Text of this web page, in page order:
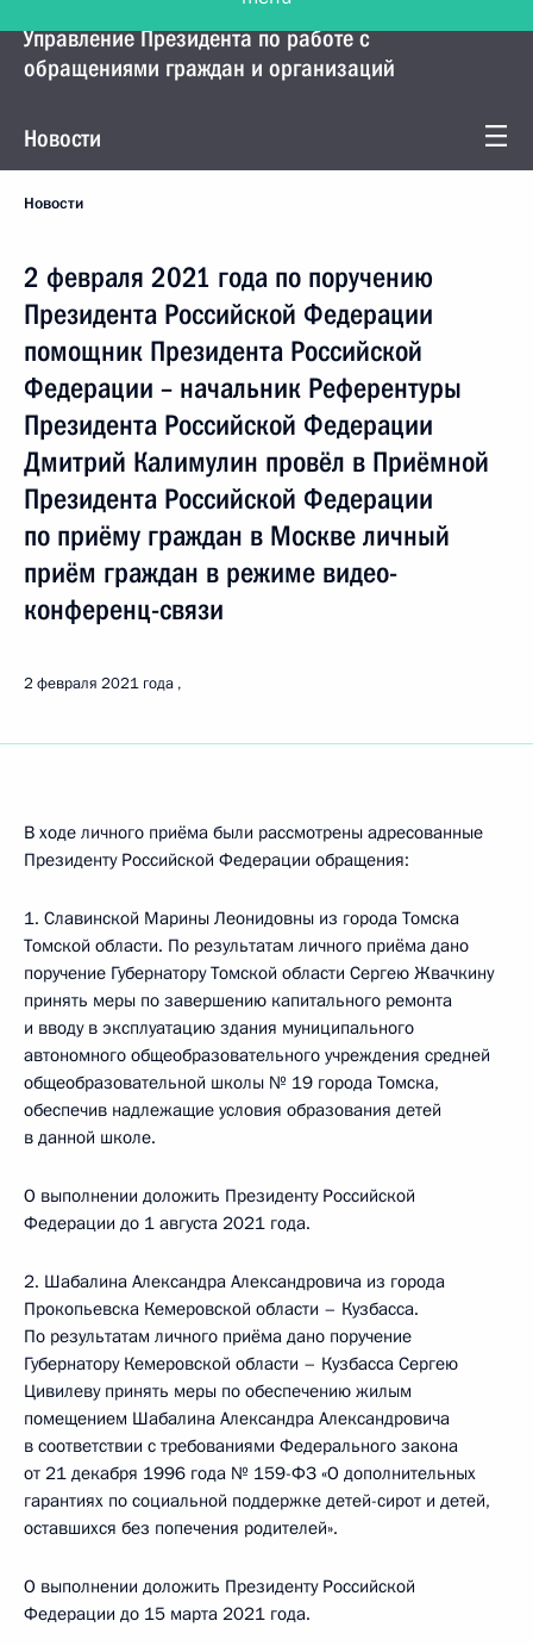
Управление Президента по работе с
обращениями граждан и организаций
Новости
Новости
2 февраля 2021 года по поручению
Президента Российской Федерации
помощник Президента Российской
Федерации – начальник Референтуры
Президента Российской Федерации
Дмитрий Калимулин провёл в Приёмной
Президента Российской Федерации
по приёму граждан в Москве личный
приём граждан в режиме видео-
конференц-связи
2 февраля 2021 года
В ходе личного приёма были рассмотрены адресованные
Президенту Российской Федерации обращения:
1. Славинской Марины Леонидовны из города Томска
Томской области. По результатам личного приёма дано
поручение Губернатору Томской области Сергею Жвачкину
принять меры по завершению капитального ремонта
и вводу в эксплуатацию здания муниципального
автономного общеобразовательного учреждения средней
общеобразовательной школы № 19 города Томска,
обеспечив надлежащие условия образования детей
в данной школе.
О выполнении доложить Президенту Российской
Федерации до 1 августа 2021 года.
2. Шабалина Александра Александровича из города
Прокопьевска Кемеровской области – Кузбасса.
По результатам личного приёма дано поручение
Губернатору Кемеровской области – Кузбасса Сергею
Цивилеву принять меры по обеспечению жилым
помещением Шабалина Александра Александровича
в соответствии с требованиями Федерального закона
от 21 декабря 1996 года № 159-ФЗ «О дополнительных
гарантиях по социальной поддержке детей-сирот и детей,
оставшихся без попечения родителей».
О выполнении доложить Президенту Российской
Федерации до 15 марта 2021 года.